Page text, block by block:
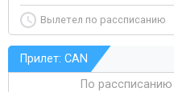
Вылетел по рассписанию
Прилет: CAN
По рассписанию